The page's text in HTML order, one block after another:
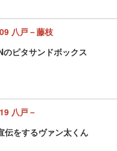
八戸－藤枝
ピタサンドボックス
八戸－
伝をするヴァン太くん